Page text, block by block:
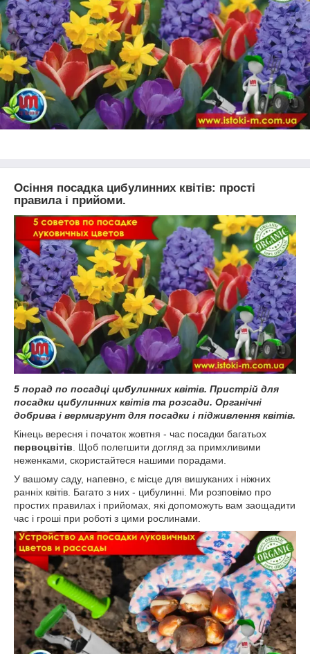
Осіння посадка цибулинних квітів: прості
правила і прийоми.
5 порад по посадці цибулинних квітів. Пристрій для
посадки цибулинних квітів та розсади. Органічні
добрива і вермигрунт для посадки і підживлення квітів.
Кінець вересня і початок жовтня - час посадки багатьох
первоцвітів . Щоб полегшити догляд за примхливими
неженками, скористайтеся нашими порадами.
У вашому саду, напевно, є місце для вишуканих і ніжних
ранніх квітів. Багато з них - цибулинні. Ми розповімо про
простих правилах і прийомах, які допоможуть вам заощадити
час і гроші при роботі з цими рослинами.